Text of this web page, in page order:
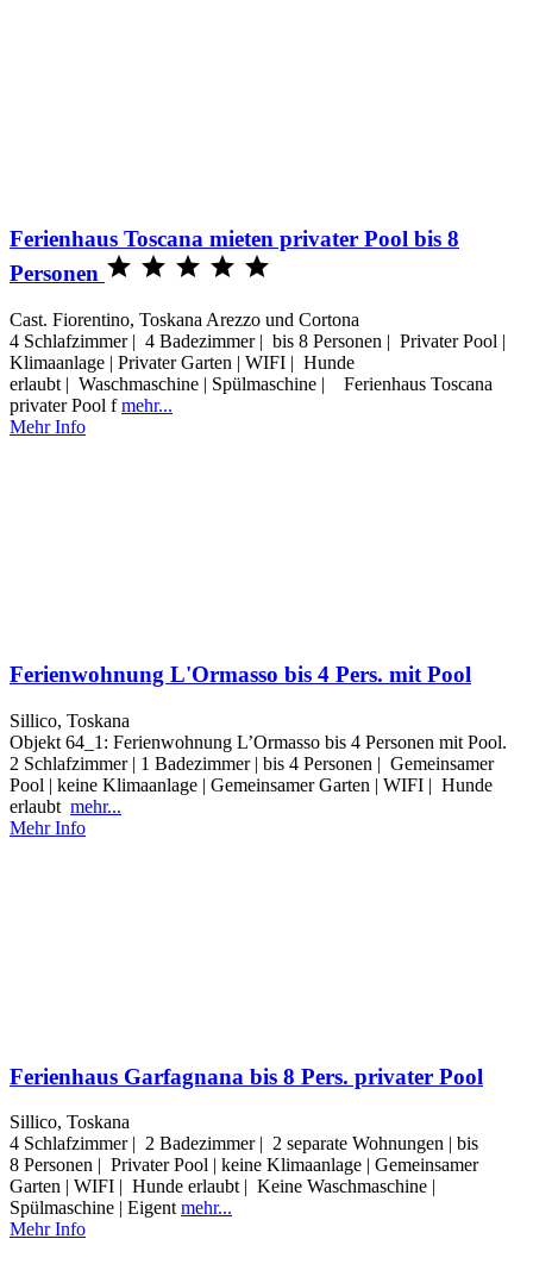
Ferienhaus Toscana mieten privater Pool bis 8
Personen     
Cast. Fiorentino, Toskana Arezzo und Cortona
4 Schlafzimmer | 4 Badezimmer | bis 8 Personen | Privater Pool |
Klimaanlage | Privater Garten | WIFI | Hunde
erlaubt | Waschmaschine | Spülmaschine | Ferienhaus Toscana
privater Pool fmehr...
Mehr Info
Ferienwohnung L'Ormasso bis 4 Pers. mit Pool
Sillico, Toskana
Objekt 64_1: Ferienwohnung L’Ormasso bis 4 Personen mit Pool.
2 Schlafzimmer | 1 Badezimmer | bis 4 Personen | Gemeinsamer
Pool | keine Klimaanlage | Gemeinsamer Garten | WIFI | Hunde
erlaubt mehr...
Mehr Info
Ferienhaus Garfagnana bis 8 Pers. privater Pool
Sillico, Toskana
4 Schlafzimmer | 2 Badezimmer | 2 separate Wohnungen | bis
8 Personen | Privater Pool | keine Klimaanlage | Gemeinsamer
Garten | WIFI | Hunde erlaubt | Keine Waschmaschine |
Spülmaschine | Eigentmehr...
Mehr Info